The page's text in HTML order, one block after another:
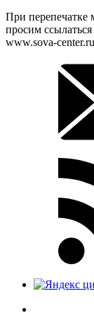
При перепечатке
просим
www.sova-center.ru